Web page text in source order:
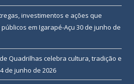
investimentos e ações que
em Igarapé-Açu 30 de junho de
Quadrilhas celebra cultura, tradição e
de junho de 2026